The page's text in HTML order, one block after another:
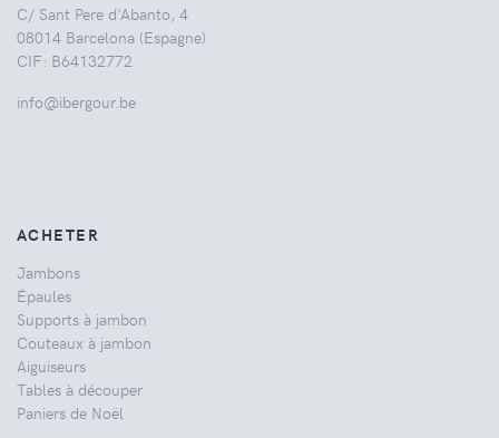
C/ Sant Pere d'Abanto, 4
08014 Barcelona (Espagne)
CIF: B64132772
info@ibergour.be
ACHETER
Jambons
Épaules
Supports à jambon
Couteaux à jambon
Aiguiseurs
Tables à découper
Paniers de Noël